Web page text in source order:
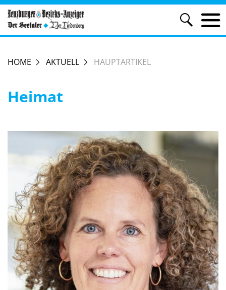
HOME AKTUELL HAUPTARTIKEL
Heimat